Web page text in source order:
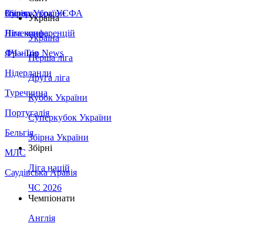
Збірна України
Італія
Німеччина
Франція
Нідерланди
Туреччина
Португалія
Бельгія
МЛС
Саудівська Аравія
Суперкубок УЄФА
Ліга конференцій
ЛЧ - Top News
Україна
Україна
Перша ліга
Друга ліга
Кубок України
Суперкубок України
Збірна України
Збірні
Ліга націй
ЧС 2026
Чемпіонати
Англія